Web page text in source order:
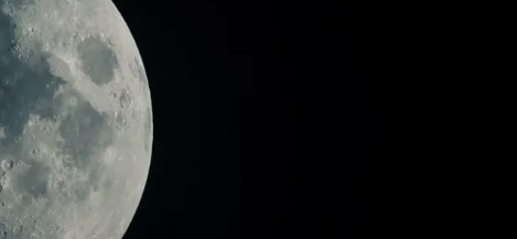
Перник,
Плевен 34
Пловдив , 33
Разград, 32
Русе , 34 °C
Силистра 33
Сливен 31
Смолян 25